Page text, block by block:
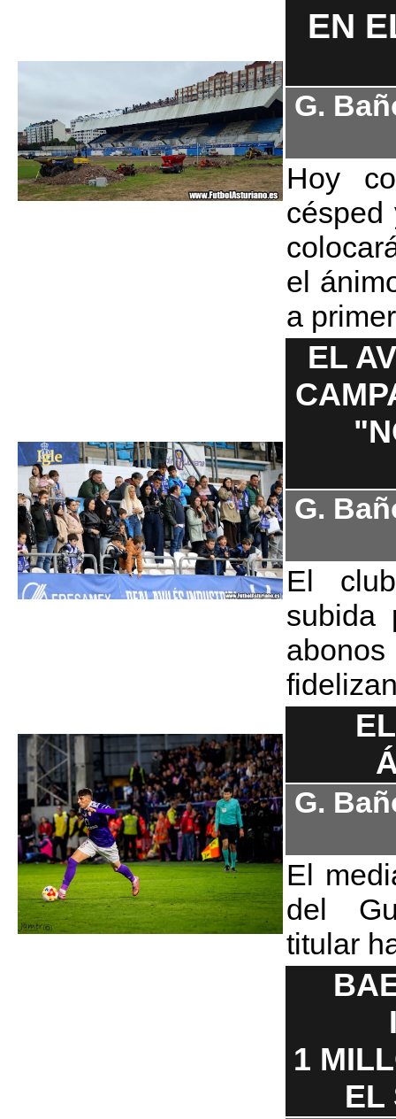
EN
G.
Hoy
césped
el
a
EL
G.
El
subida
G.
El
del
titular
1
EL